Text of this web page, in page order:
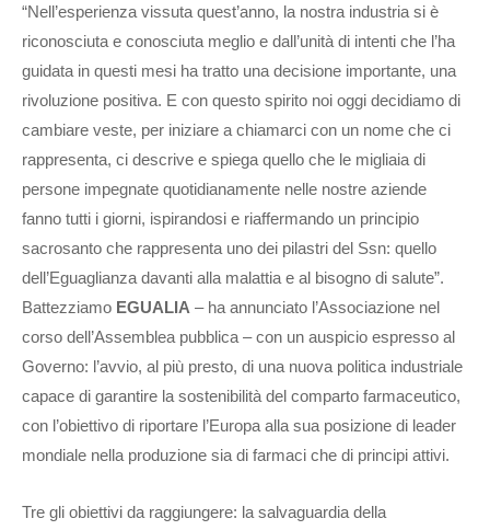
“Nell’esperienza vissuta quest’anno, la nostra industria si è
riconosciuta e conosciuta meglio e dall’unità di intenti che l’ha
guidata in questi mesi ha tratto una decisione importante, una
rivoluzione positiva. E con questo spirito noi oggi decidiamo di
cambiare veste, per iniziare a chiamarci con un nome che ci
rappresenta, ci descrive e spiega quello che le migliaia di
persone impegnate quotidianamente nelle nostre aziende
fanno tutti i giorni, ispirandosi e riaffermando un principio
sacrosanto che rappresenta uno dei pilastri del Ssn: quello
dell’Eguaglianza davanti alla malattia e al bisogno di salute”.
Battezziamo EGUALIA – ha annunciato l’Associazione nel
corso dell’Assemblea pubblica – con un auspicio espresso al
Governo: l’avvio, al più presto, di una nuova politica industriale
capace di garantire la sostenibilità del comparto farmaceutico,
con l’obiettivo di riportare l’Europa alla sua posizione di leader
mondiale nella produzione sia di farmaci che di principi attivi.
Tre gli obiettivi da raggiungere: la salvaguardia della